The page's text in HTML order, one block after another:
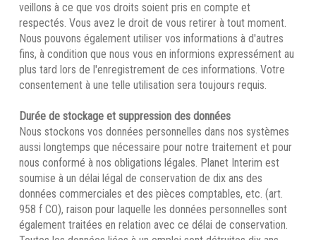
veillons à ce que vos droits soient pris en compte et
respectés. Vous avez le droit de vous retirer à tout moment.
Nous pouvons également utiliser vos informations à d'autres
fins, à condition que nous vous en informions expressément au
plus tard lors de l'enregistrement de ces informations. Votre
consentement à une telle utilisation sera toujours requis.
Durée de stockage et suppression des données
Nous stockons vos données personnelles dans nos systèmes
aussi longtemps que nécessaire pour notre traitement et pour
nous conformé à nos obligations légales. Planet Interim est
soumise à un délai légal de conservation de dix ans des
données commerciales et des pièces comptables, etc. (art.
958 f CO), raison pour laquelle les données personnelles sont
également traitées en relation avec ce délai de conservation.